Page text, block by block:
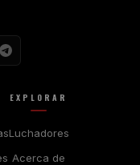
EXPLORAR
Luchadores
Acerca de